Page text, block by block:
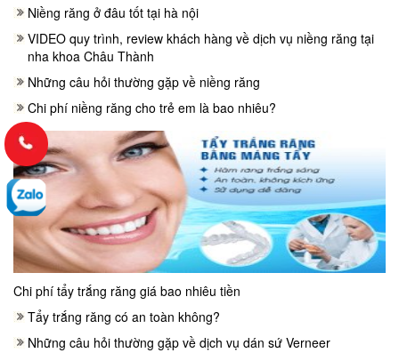
Niềng răng ở đâu tốt tại hà nội
VIDEO quy trình, review khách hàng về dịch vụ niềng răng tại
nha khoa Châu Thành
Những câu hỏi thường gặp về niềng răng
Chi phí niềng răng cho trẻ em là bao nhiêu?
Chi phí tẩy trắng răng giá bao nhiêu tiền
Tẩy trắng răng có an toàn không?
Những câu hỏi thường gặp về dịch vụ dán sứ Verneer